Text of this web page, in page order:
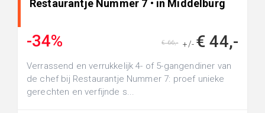
Restaurantje Nummer 7 • in Middelburg
-34% +/- € 44,-
€ 66,-
Verrassend en verrukkelijk 4- of 5-gangendiner van
de chef bij Restaurantje Nummer 7: proef unieke
gerechten en verfijnde s...